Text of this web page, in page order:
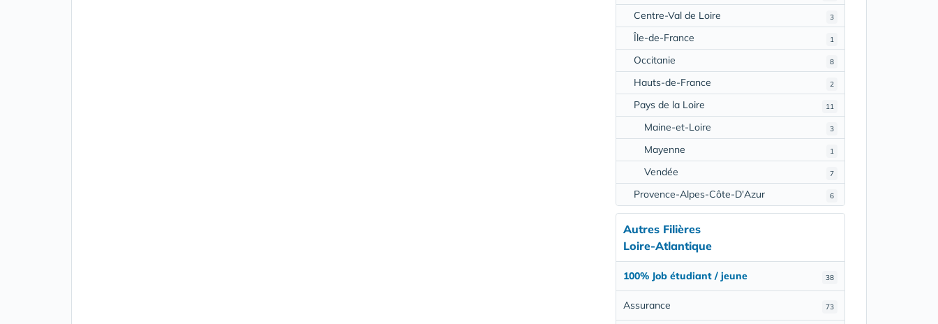
3
Centre-Val de Loire
1
Île-de-France
8
Occitanie
2
Hauts-de-France
11
Pays de la Loire
3
Maine-et-Loire
1
Mayenne
7
Vendée
6
Provence-Alpes-Côte-D'Azur
Autres Filières
Loire-Atlantique
38
100% Job étudiant / jeune
73
Assurance